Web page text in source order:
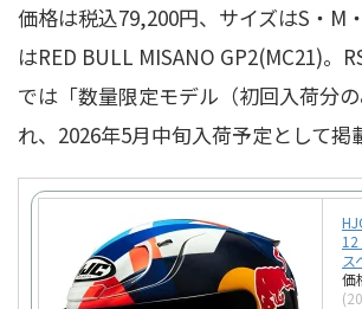
価格は税込79,200円、サイズはS・M
はRED BULL MISANO GP2(MC21)。
では「数量限定モデル（初回入荷分
れ、2026年5月中旬入荷予定として掲
12
ス
価